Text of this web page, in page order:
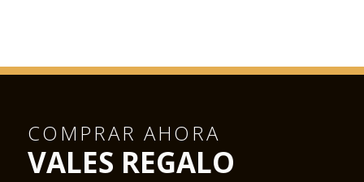
COMPRAR AHORA
VALES REGALO